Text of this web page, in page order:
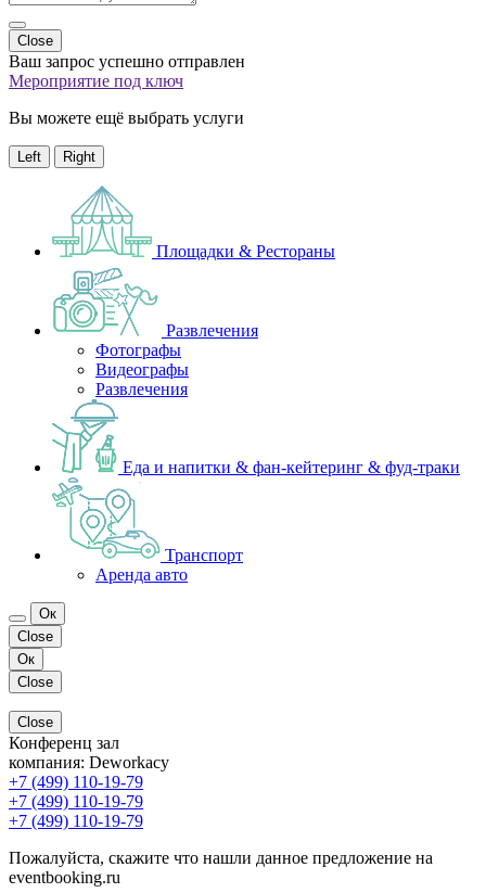
Close
Ваш запрос успешно отправлен
Мероприятие под ключ
Вы можете ещё выбрать услуги
Left Right
Площадки & Рестораны
Развлечения
Фотографы
Видеографы
Развлечения
Еда и напитки & фан-кейтеринг & фуд-траки
Транспорт
Аренда авто
Ок
Close
Ок
Close
Close
Конференц зал
компания: Deworkacy
+7 (499) 110-19-79
+7 (499) 110-19-79
+7 (499) 110-19-79
Пожалуйста, скажите что нашли данное предложение на
eventbooking.ru